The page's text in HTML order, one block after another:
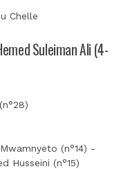
Chelle
Suleiman Ali (4-
(n°14) -
Husseini (n°15)